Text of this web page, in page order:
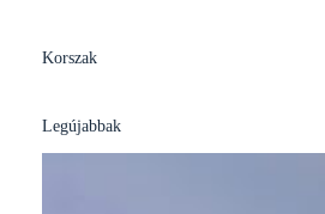
Korszak
Legújabbak